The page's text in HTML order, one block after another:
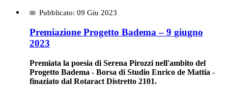
Pubblicato: 09 Giu 2023
Premiazione Progetto Badema – 9 giugno
2023
Premiata la poesia di Serena Pirozzi nell'ambito del
Progetto Badema - Borsa di Studio Enrico de Mattia -
finaziato dal Rotaract Distretto 2101.